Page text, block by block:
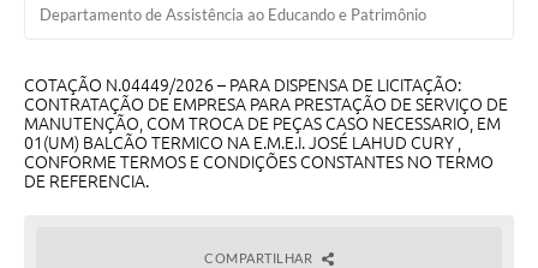
SIC
Diário Oficial
Contato
Departamento de Assistência ao Educando e Patrimônio
COTAÇÃO N.04449/2026 – PARA DISPENSA DE LICITAÇÃO:
CONTRATAÇÃO DE EMPRESA PARA PRESTAÇÃO DE SERVIÇO DE
MANUTENÇÃO, COM TROCA DE PEÇAS CASO NECESSARIO, EM
01(UM) BALCÃO TERMICO NA E.M.E.I. JOSÉ LAHUD CURY ,
CONFORME TERMOS E CONDIÇÕES CONSTANTES NO TERMO
DE REFERENCIA.
COMPARTILHAR